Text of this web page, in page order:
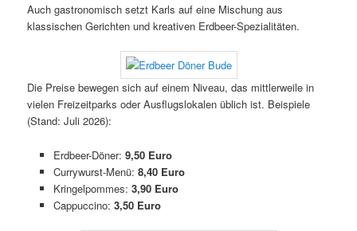
Auch gastronomisch setzt Karls auf eine Mischung aus
klassischen Gerichten und kreativen Erdbeer-Spezialitäten.
Die Preise bewegen sich auf einem Niveau, das mittlerweile in
vielen Freizeitparks oder Ausflugslokalen üblich ist. Beispiele
(Stand: Juli 2026):
Erdbeer-Döner: 9,50 Euro
Currywurst-Menü: 8,40 Euro
Kringelpommes: 3,90 Euro
Cappuccino: 3,50 Euro